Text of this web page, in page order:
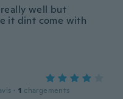
well but
it dint come with
· 1 chargements